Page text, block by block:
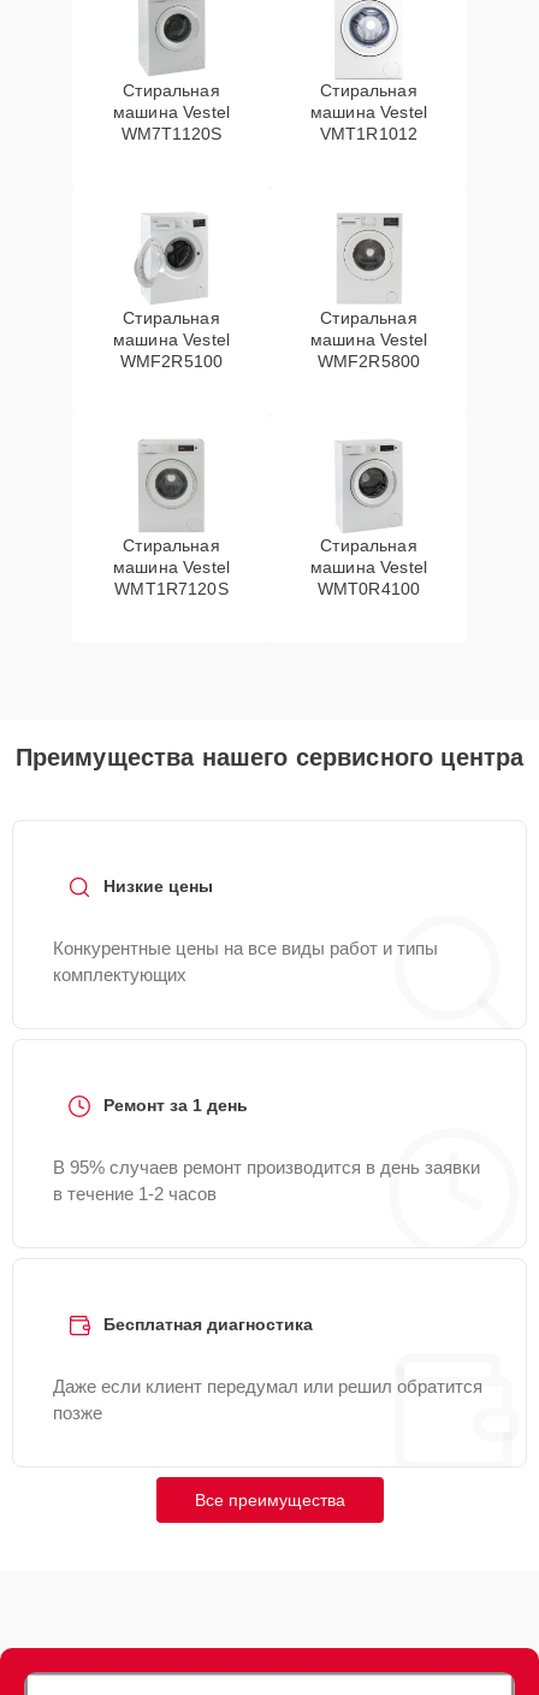
Стиральная
машина Vestel
WM7T1120S
Стиральная
машина Vestel
VMT1R1012
Стиральная
машина Vestel
WMF2R5100
Стиральная
машина Vestel
WMF2R5800
Стиральная
машина Vestel
WMT1R7120S
Стиральная
машина Vestel
WMT0R4100
Преимущества нашего сервисного центра
Низкие цены
Конкурентные цены на все виды работ и типы
комплектующих
Ремонт за 1 день
В 95% случаев ремонт производится в день заявки
в течение 1-2 часов
Бесплатная диагностика
Даже если клиент передумал или решил обратится
позже
Все преимущества